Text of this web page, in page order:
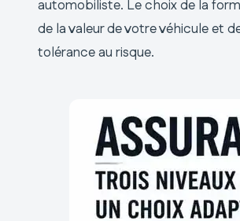
automobiliste. Le choix de la
de la valeur de votre véhicule et
tolérance au risque.